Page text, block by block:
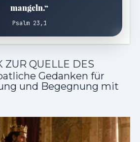
mangeln.“
Psalm 23,1
ZUR QUELLE DES
Gedanken für
und Begegnung mit